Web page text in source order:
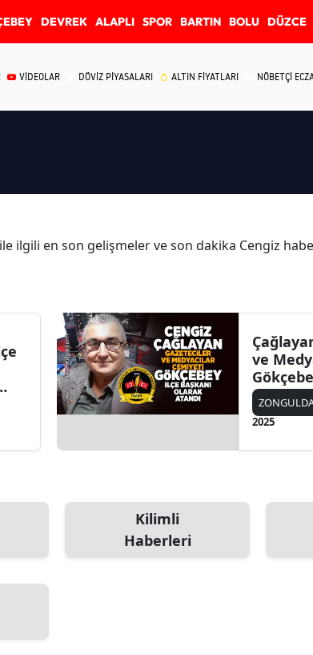
DEVREK ALAPLI SPOR BARTIN BOLU DÜZCE
VİDEOLAR DÖVİZ PİYASALARI ALTIN FİYATLARI NÖBETÇİ
ile ilgili en son gelişmeler ve son dakika Cengiz
ve
olarak
2025
Kilimli
Haberleri